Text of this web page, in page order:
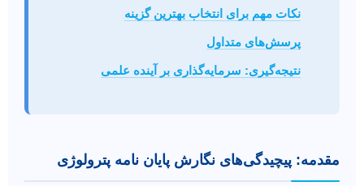
نکات مهم برای انتخاب بهترین گزینه
پرسش‌های متداول
نتیجه‌گیری: سرمایه‌گذاری بر آینده علمی
مقدمه: پیچیدگی‌های نگارش پایان نامه پترولوژی